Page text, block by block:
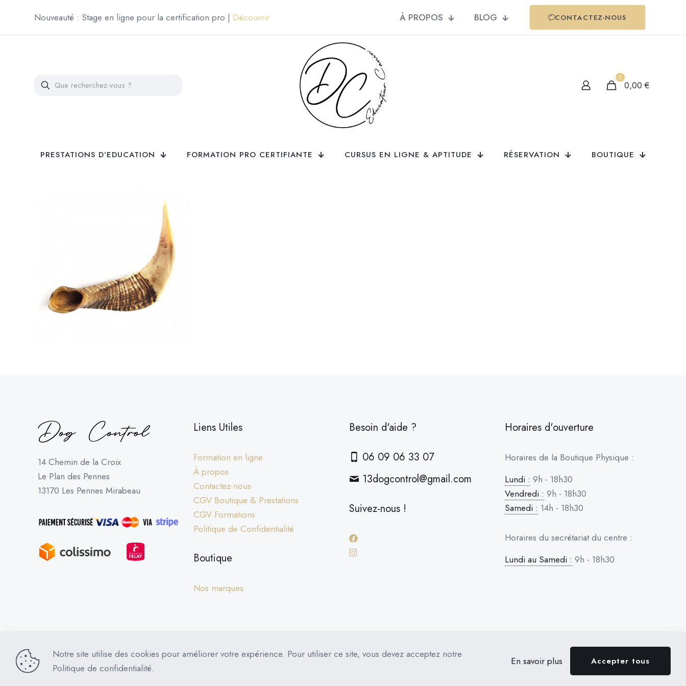
Nouveauté : Stage en ligne pour la certification pro | Découvrir À PROPOS BLOG CONTACTEZ-NOUS
0
0,00€
PRESTATIONS D’EDUCATION FORMATION PRO CERTIFIANTE CURSUS EN LIGNE & APTITUDE RÉSERVATION BOUTIQUE
14 Chemin de la Croix
Le Plan des Pennes
13170 Les Pennes Mirabeau
Liens Utiles
Formation en ligne
À propos
Contactez-nous
CGV Boutique & Prestations
CGV Formations
Politique de Confidentialité
Boutique
Nos marques
Besoin d'aide ?
06 09 06 33 07
13dogcontrol@gmail.com
Suivez-nous !
Horaires d'ouverture
Horaires de la Boutique Physique :
Lundi : 9h - 18h30
Vendredi : 9h - 18h30
Samedi : 14h - 18h30
Horaires du secrétariat du centre :
Lundi au Samedi : 9h - 18h30
Dog Control © 2026 | Tous droits réservés
PRESTATIONS D’EDUCATION
RÉSERVATION BOUTIQUE
Notre site utilise des cookies pour améliorer votre expérience. Pour utiliser ce site, vous devez acceptez notre
Politique de confidentialité.
En savoir plus Accepter tous